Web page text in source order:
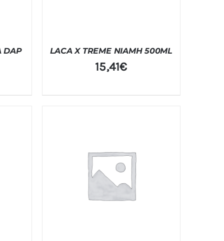
DAP LACA X TREME NIAMH 500ML
15,41€